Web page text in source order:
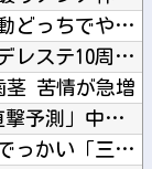
【艦これ】 E4-5の削りって水上と機動どっちでやったでち？
【祝】 シンデレラガールズ13周年！デレステ10周年おめでと...
茎 苦情が急増
中国「台風接近！」台風13号「三峡直撃予測」中国「上流大洪水...
【動画】 音がカッコ良すぎるｗ！！でっかい「三角定規」のブー...